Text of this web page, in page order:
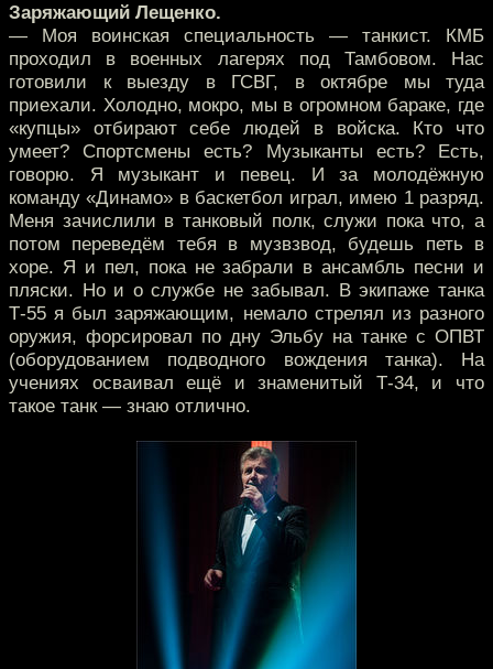
Заряжающий Лещенко.
— Моя воинская специальность — танкист. КМБ
проходил в военных лагерях под Тамбовом. Нас
готовили к выезду в ГСВГ, в октябре мы туда
приехали. Холодно, мокро, мы в огромном бараке, где
«купцы» отбирают себе людей в войска. Кто что
умеет? Спортсмены есть? Музыканты есть? Есть,
говорю. Я музыкант и певец. И за молодёжную
команду «Динамо» в баскетбол играл, имею 1 разряд.
Меня зачислили в танковый полк, служи пока что, а
потом переведём тебя в музвзвод, будешь петь в
хоре. Я и пел, пока не забрали в ансамбль песни и
пляски. Но и о службе не забывал. В экипаже танка
Т-55 я был заряжающим, немало стрелял из разного
оружия, форсировал по дну Эльбу на танке с ОПВТ
(оборудованием подводного вождения танка). На
учениях осваивал ещё и знаменитый Т-34, и что
такое танк — знаю отлично.